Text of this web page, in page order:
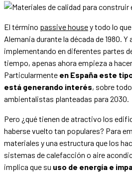
El término passive housey todo lo
Alemania durante la década de 1980. Y
implementando en diferentes partes
tiempo, apenas ahora empieza a
Particularmente en España este
está generando interés, sobre
ambientalistas planteadas para 2030.
Pero ¿qué tienen de atractivo los
haberse vuelto tan populares? Para
materiales y una estructura que los
sistemas de calefacción o aire
implica que su uso de energía e